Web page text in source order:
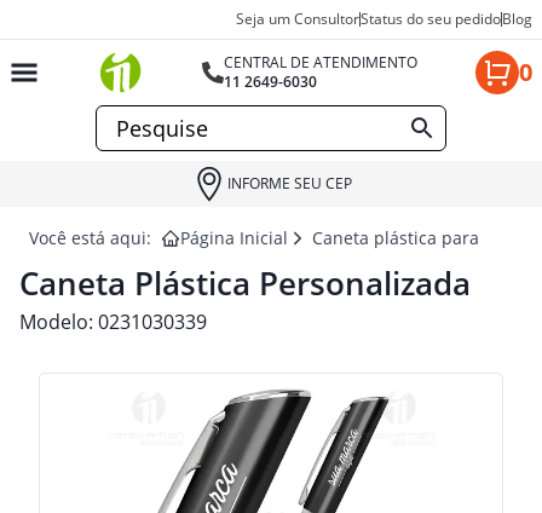
Seja um ConsultorStatus do seu pedidoBlog
CENTRAL DE ATENDIMENTO
11 2649-6030
0
INFORME SEU CEP
Você está aqui: Página Inicial Caneta plástica para
Caneta Plástica Personalizada
Modelo: 0231030339